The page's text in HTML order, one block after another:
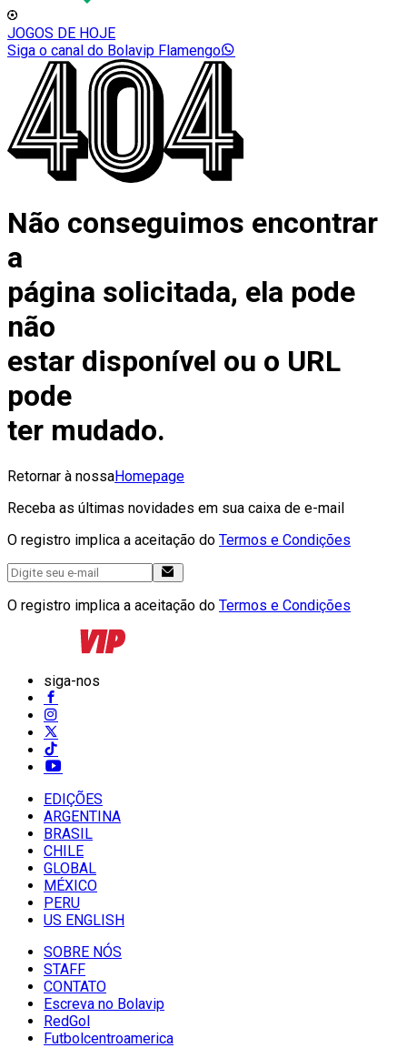
JOGOS DE HOJE
Siga o canal do Bolavip Flamengo
Não conseguimos encontrar
a
página solicitada, ela pode
não
estar disponível ou o URL
pode
ter mudado.
Retornar à nossaHomepage
Receba as últimas novidades em sua caixa de e-mail
O registro implica a aceitação do Termos e Condições
O registro implica a aceitação do Termos e Condições
siga-nos
EDIÇÕES
ARGENTINA
BRASIL
CHILE
GLOBAL
MÉXICO
PERU
US ENGLISH
SOBRE NÓS
STAFF
CONTATO
Escreva no Bolavip
RedGol
Futbolcentroamerica